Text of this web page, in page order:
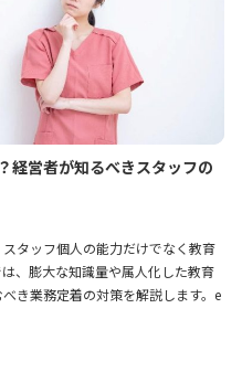
経営者が知るべきスタッフの
タッフ個人の能力だけでなく教育
、膨大な知識量や属人化した教育
き業務定着の対策を解説します。e